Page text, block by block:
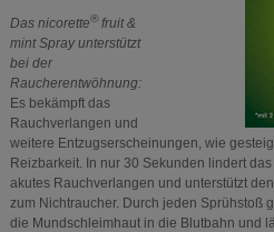
Das nicorette®fruit &
mint Spray unterstützt
bei der
Raucherentwöhnung:
Es bekämpft das
Rauchverlangen und
weitere Entzugserscheinungen, wie
Reizbarkeit. In nur 30 Sekunden lindert
akutes Rauchverlangen und unterstützt
zum Nichtraucher. Durch jeden Sprühstoß
die Mundschleimhaut in die Blutbahn und